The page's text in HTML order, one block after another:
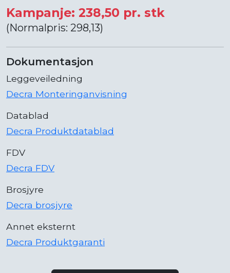
Kampanje: 238,50 pr. stk
(Normalpris: 298,13)
Dokumentasjon
Leggeveiledning
Decra Monteringanvisning
Datablad
Decra Produktdatablad
FDV
Decra FDV
Brosjyre
Decra brosjyre
Annet eksternt
Decra Produktgaranti